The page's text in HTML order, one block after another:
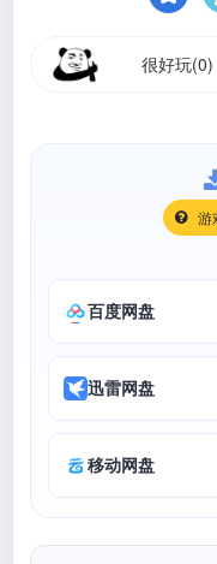
很好玩(0)
游
百度网盘
迅雷网盘
移动网盘